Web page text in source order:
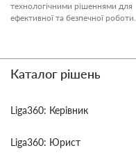
технологічними рішеннями для
ефективної та безпечної роботи.
Каталог рішень
Liga360: Керівник
Liga360: Юрист